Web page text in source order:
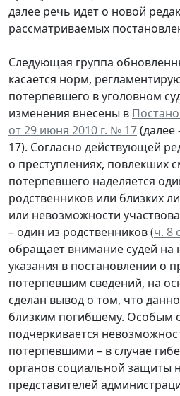
далее речь идет о новой
рассматриваемых
Следующая группа
касается норм,
потерпевшего в уголовном
изменения внесены в
от 29 июня 2010 г. № 17
17). Согласно действующей
о преступлениях, повлекших
потерпевшего наделяется
родственников или близких
или невозможности
– один из родственников (ч. 8
обращает внимание судей на
указания в постановлении о
потерпевшим сведений, на
сделан вывод о том, что
близким погибшему. Особым
подчеркивается
потерпевшими – в случае
органов социальной защиты
представителей